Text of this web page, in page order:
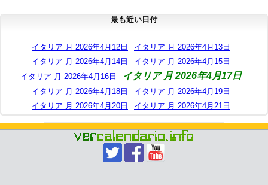
最も近い日付
イタリア 月 2026年4月12日
イタリア 月 2026年4月13日
イタリア 月 2026年4月14日
イタリア 月 2026年4月15日
イタリア 月 2026年4月16日
イタリア 月 2026年4月17日
イタリア 月 2026年4月18日
イタリア 月 2026年4月19日
イタリア 月 2026年4月20日
イタリア 月 2026年4月21日